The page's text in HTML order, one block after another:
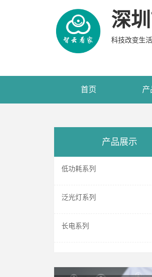
深
科技改变生
首页 产
产品展示
低功耗系列
泛光灯系列
长电系列